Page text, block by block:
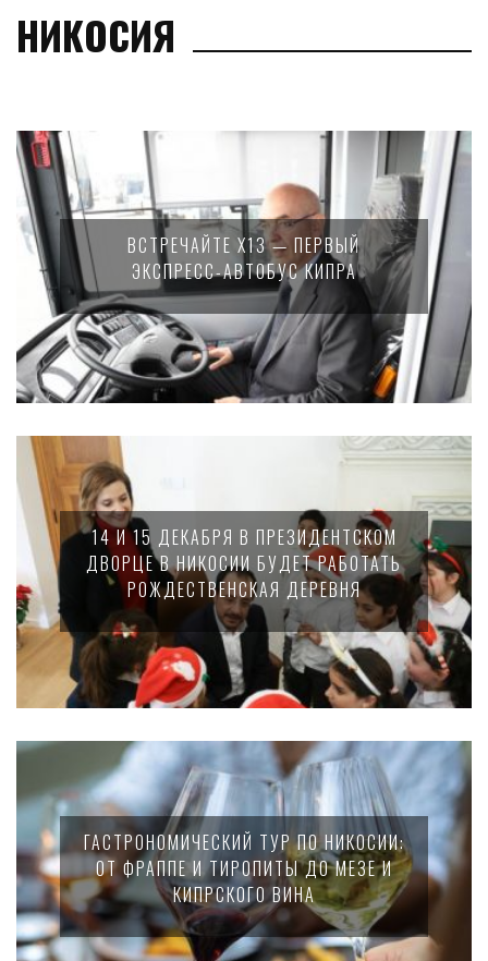
НИКОСИЯ
ВСТРЕЧАЙТЕ X13 — ПЕРВЫЙ
ЭКСПРЕСС-АВТОБУС КИПРА
14 И 15 ДЕКАБРЯ В ПРЕЗИДЕНТСКОМ
ДВОРЦЕ В НИКОСИИ БУДЕТ РАБОТАТЬ
РОЖДЕСТВЕНСКАЯ ДЕРЕВНЯ
ГАСТРОНОМИЧЕСКИЙ ТУР ПО НИКОСИИ:
ОТ ФРАППЕ И ТИРОПИТЫ ДО МЕЗЕ И
КИПРСКОГО ВИНА